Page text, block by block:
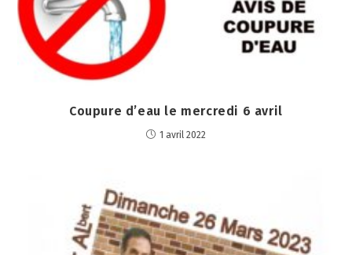
Coupure d’eau le mercredi 6 avril
1 avril 2022